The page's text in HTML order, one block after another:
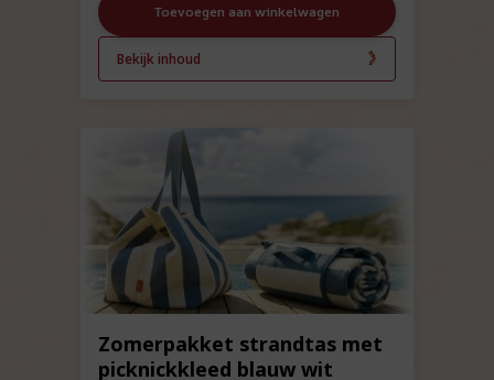
Toevoegen aan winkelwagen
Bekijk inhoud
Zomerpakket strandtas met
picknickkleed blauw wit